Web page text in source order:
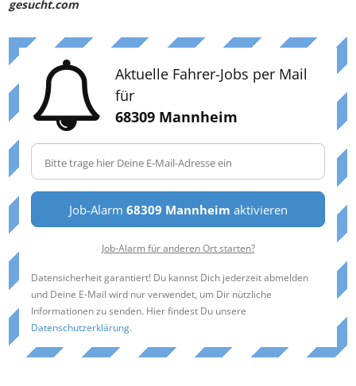
gesucht.com
Aktuelle Fahrer-Jobs per Mail
für
68309 Mannheim
Job-Alarm 68309 Mannheim aktivieren
Job-Alarm für anderen Ort starten?
Datensicherheit garantiert! Du kannst Dich jederzeit abmelden
und Deine E-Mail wird nur verwendet, um Dir nützliche
Informationen zu senden. Hier findest Du unsere
Datenschutzerklärung.